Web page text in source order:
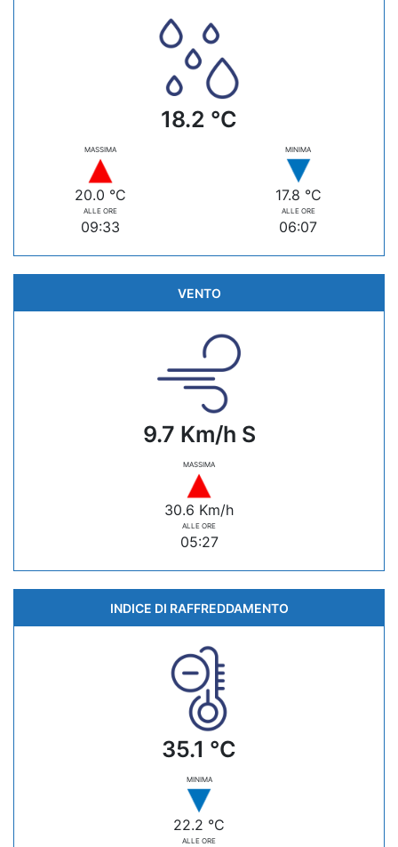
18.2 °C
MASSIMA
20.0 °C
ALLE ORE
09:33
MINIMA
17.8 °C
ALLE ORE
06:07
VENTO
9.7 Km/h S
MASSIMA
30.6 Km/h
ALLE ORE
05:27
INDICE DI RAFFREDDAMENTO
35.1 °C
MINIMA
22.2 °C
ALLE ORE